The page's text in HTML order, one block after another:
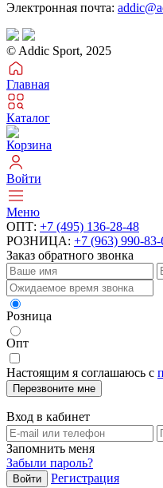
Электронная почта:
© Addic Sport, 2025
Главная
Каталог
Корзина
Войти
Меню
ОПТ: +7 (495) 136-28-48
РОЗНИЦА: +7 (963) 990-83-
Заказ обратного звонка
Розница
Опт
Настоящим я соглашаюсь с
Перезвоните мне
Вход в кабинет
Запомнить меня
Забыли пароль?
Войти Регистрация